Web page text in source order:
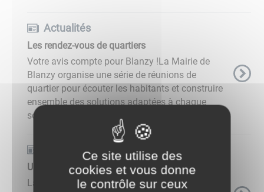
Actualités
Les rendez-vous de quartiers
Votre avis compte pour Blanzy !La Mairie de
Blanzy organise une série de réunions de
quartier pour écouter les habitants et construire
ensemble des solutions adaptées à chaque
secteur de la commune. Ces ...
Actualités
Un élan de Solidarité pour les Blanzynois
La Collecte Alimentaire du CCAS de Blanzy : Un
Ce site utilise des
cookies et vous donne
le contrôle sur ceux